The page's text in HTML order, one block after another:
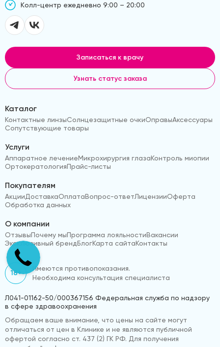
Kолл-центр ежедневно 9:00 – 20:00
Записаться к врачу
Узнать статус заказа
Каталог
Контактные линзыСолнцезащитные очкиОправыАксессуары
Сопутствующие товары
Услуги
Аппаратное лечениеМикрохирургия глазаКонтроль миопии
ОртокератологияПрайс-листы
Покупателям
АкцииДоставкаОплатаВопрос-ответЛицензииОферта
Обработка данных
О компании
ОтзывыПочему мыПрограмма лояльностиВакансии
Эксклюзивный брендБлогКарта сайтаКонтакты
18+
Имеются противопоказания.
Необходима консультация специалиста
Л041-01162-50/000367156 Федеральная служба по надзору
в сфере здравоохранения
Обращаем ваше внимание, что цены на сайте могут
отличаться от цен в Клинике и не являются публичной
офертой согласно ст. 437 (2) ГК РФ. Для получения